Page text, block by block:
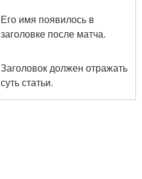
Его имя появилось в
заголовке после матча.
Заголовок должен отражать
суть статьи.